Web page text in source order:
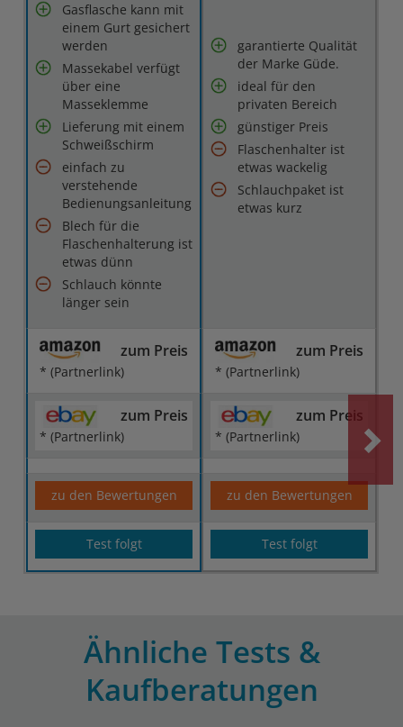
Gasflasche kann mit
einem Gurt gesichert
werden
Massekabel verfügt
über eine
Masseklemme
Lieferung mit einem
Schweißschirm
einfach zu
verstehende
Bedienungsanleitung
Blech für die
Flaschenhalterung ist
etwas dünn
Schlauch könnte
länger sein
garantierte Qualität
der Marke Güde.
ideal für den
privaten Bereich
günstiger Preis
Flaschenhalter ist
etwas wackelig
Schlauchpaket ist
etwas kurz
zum Preis
* (Partnerlink)
zum Preis
* (Partnerlink)
zum Preis
* (Partnerlink)
zum Preis
* (Partnerlink)
zu den Bewertungen zu den Bewertungen
Test folgt Test folgt
Ähnliche Tests &
Kaufberatungen